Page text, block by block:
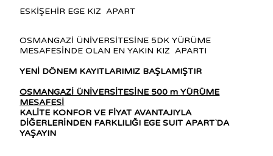
ESKİŞEHİR EGE KIZ APART
OSMANGAZİ ÜNİVERSİTESİNE 5DK YÜRÜME
MESAFESİNDE OLAN EN YAKIN KIZ APARTI
YENİ DÖNEM KAYITLARIMIZ BAŞLAMIŞTIR
OSMANGAZİ ÜNİVERSİTESİNE 500 m YÜRÜME
MESAFESİ
KALİTE KONFOR VE FİYAT AVANTAJIYLA
DİĞERLERİNDEN FARKLILIĞI EGE SUIT APART`DA
YAŞAYIN